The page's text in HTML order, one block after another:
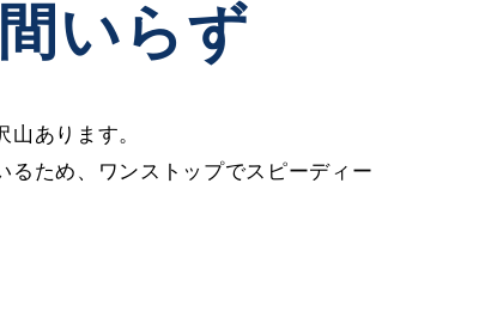
いらず
あります。
ため、ワンストップでスピーディー